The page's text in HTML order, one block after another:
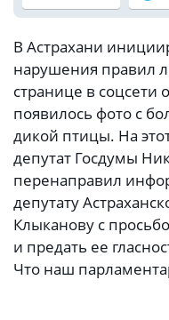
В Астрахани
нарушения правил
странице в соцсети
появилось фото с
дикой птицы. На
депутат Госдумы
перенаправил
депутату
Клыканову с
и предать ее
Что наш